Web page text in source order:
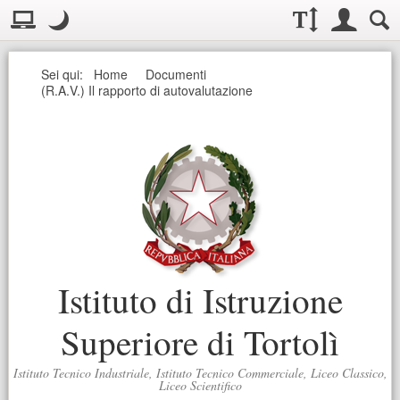
Visualizzazione:
Layout normale. Passa alla modalità desktop
Modo notte
Modo notte: questa modalità imposta un basso contrasto.
Casella
Dimensioni testo:
Accesso
Seguici
Sei qui: Home
Documenti
(R.A.V.) Il rapporto di autovalutazione
Istituto di Istruzione
Superiore di Tortolì
Istituto Tecnico Industriale, Istituto Tecnico Commerciale, Liceo Classico,
Liceo Scientifico